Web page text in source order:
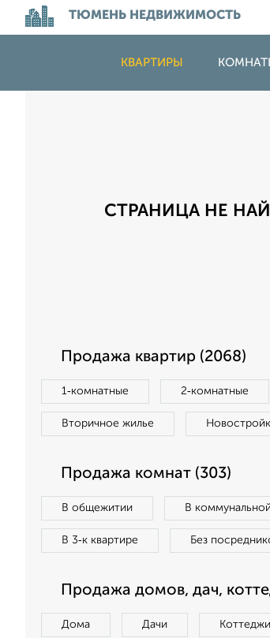
ТЮМЕНЬ НЕДВИЖИМОСТЬ
КВАРТИРЫ
СТРАНИЦА НЕ
Продажа квартир (2068)
1‑комнатные 2‑комнатные
Вторичное жилье
Продажа комнат (303)
В общежитии В
В 3‑к квартире Без
Продажа домов, дач,
Дома Дачи Коттеджи